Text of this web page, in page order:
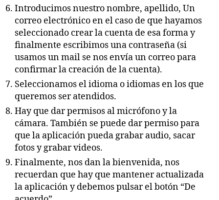
Introducimos nuestro nombre, apellido, Un
correo electrónico en el caso de que hayamos
seleccionado crear la cuenta de esa forma y
finalmente escribimos una contraseña (si
usamos un mail se nos envía un correo para
confirmar la creación de la cuenta).
Seleccionamos el idioma o idiomas en los que
queremos ser atendidos.
Hay que dar permisos al micrófono y la
cámara. También se puede dar permiso para
que la aplicación pueda grabar audio, sacar
fotos y grabar videos.
Finalmente, nos dan la bienvenida, nos
recuerdan que hay que mantener actualizada
la aplicación y debemos pulsar el botón “De